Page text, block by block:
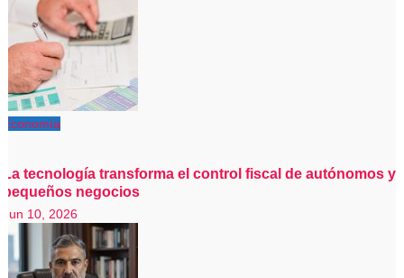
Economía
La tecnología transforma el control fiscal de autónomos y
pequeños negocios
Jun 10, 2026